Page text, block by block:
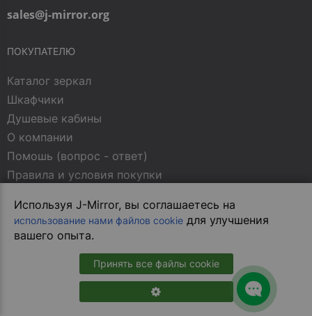
Используя J-Mirror, вы соглашаетесь на
использование нами файлов cookie для улучшения
вашего опыта.
Принять все файлы cookie
sales@j-mirror.org
ПОКУПАТЕЛЮ
Каталог зеркал
Шкафчики
Душевые кабины
О компании
Помошь (вопрос - ответ)
Правила и условия покупки
Контакты
Политика конфиденциальности
Статьи о зеркалах
МЫ В СОЦСЕТЯХ